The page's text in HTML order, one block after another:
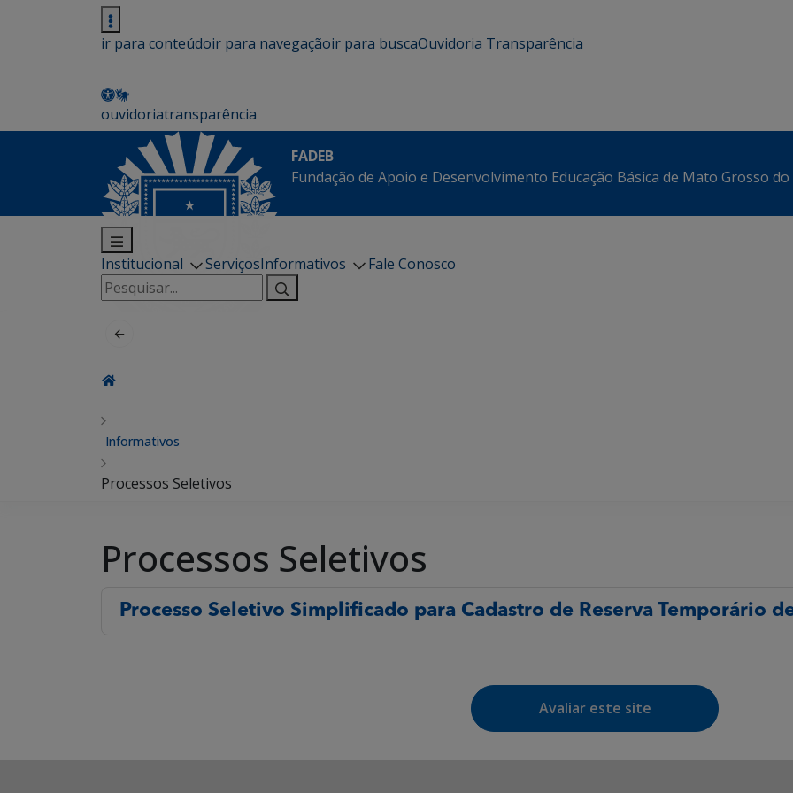
ir para conteúdoir para navegaçãoir para buscaOuvidoria Transparência
ouvidoriatransparência
FADEB
Fundação de Apoio e Desenvolvimento Educação Básica de Mato Grosso do
Institucional ServiçosInformativos
Fale Conosco
Pesquisar
por:
Informativos
Processos Seletivos
Processos Seletivos
Processo Seletivo Simplificado para Cadastro de Reserva Temporário
Avaliar este site